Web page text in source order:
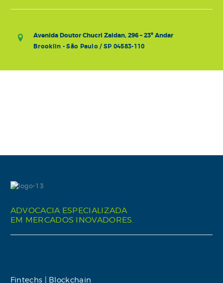
Avenida Doutor Chucri Zaidan, 296 – 23º Andar
Brooklin - São Paulo / SP 04583-110
ADVOCACIA ESPECIALIZADA
EM MERCADOS INOVADORES.
Fintechs | Blockchain